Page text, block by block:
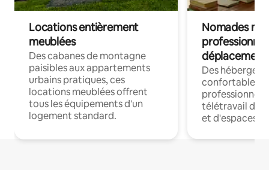
Locations entièrement
meublées
Des cabanes de montagne
paisibles aux appartements
urbains pratiques, ces
locations meublées offrent
tous les équipements d'un
logement standard.
Nomades
déplacement
Des
confortables
professionnels
télétravail
et d'espaces